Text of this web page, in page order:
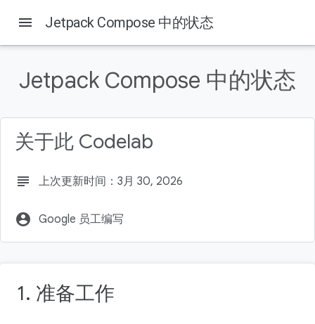
本页内容
前提条件
学习内容
所需条件
menu Jetpack Compose 中的状态
Jetpack Compose 中的状态
关于此 Codelab
subject 上次更新时间：3月 30, 2026
account_circle Google 员工编写
1. 准备工作